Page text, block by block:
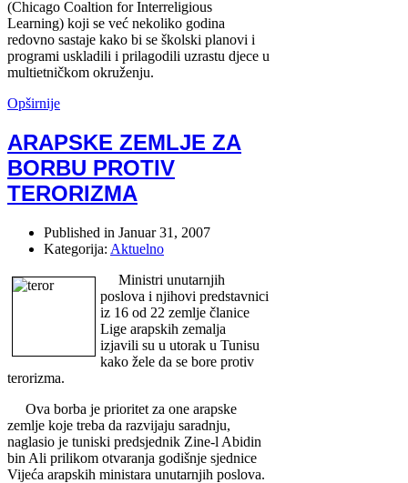
(Chicago Coaltion for Interreligious
Learning) koji se već nekoliko godina
redovno sastaje kako bi se školski planovi i
programi uskladili i prilagodili uzrastu djece u
multietničkom okruženju.
Opširnije
ARAPSKE ZEMLJE ZA
BORBU PROTIV
TERORIZMA
Published in Januar 31, 2007
Kategorija: Aktuelno
Ministri unutarnjih
poslova i njihovi predstavnici
iz 16 od 22 zemlje članice
Lige arapskih zemalja
izjavili su u utorak u Tunisu
kako žele da se bore protiv
terorizma.
Ova borba je prioritet za one arapske
zemlje koje treba da razvijaju saradnju,
naglasio je tuniski predsjednik Zine-l Abidin
bin Ali prilikom otvaranja godišnje sjednice
Vijeća arapskih ministara unutarnjih poslova.